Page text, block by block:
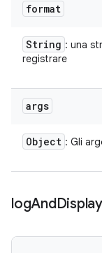
format
String : una
registrare
args
Object : Gli
logAndDisplay